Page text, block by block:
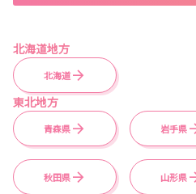
北海道地方
北海道
東北地方
青森県 岩手県
秋田県 山形県